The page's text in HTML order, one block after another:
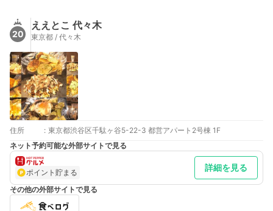
20
ええとこ 代々木
東京都 / 代々木
住所 : 東京都渋谷区千駄ヶ谷5-22-3 都営アパート2号棟 1F
ネット予約可能な外部サイトで見る
ポイント貯まる 詳細を見る
その他の外部サイトで見る